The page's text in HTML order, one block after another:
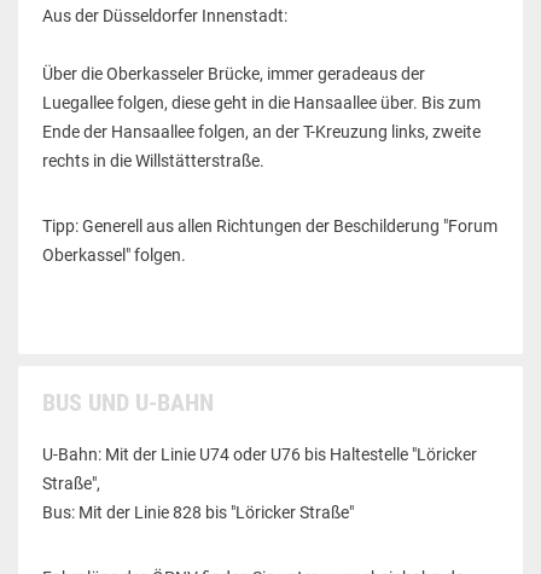
Aus der Düsseldorfer Innenstadt:
Über die Oberkasseler Brücke, immer geradeaus der
Luegallee folgen, diese geht in die Hansaallee über. Bis zum
Ende der Hansaallee folgen, an der T-Kreuzung links, zweite
rechts in die Willstätterstraße.
Tipp: Generell aus allen Richtungen der Beschilderung "Forum
Oberkassel" folgen.
BUS UND U-BAHN
U-Bahn: Mit der Linie U74 oder U76 bis Haltestelle "Löricker
Straße",
Bus: Mit der Linie 828 bis "Löricker Straße"